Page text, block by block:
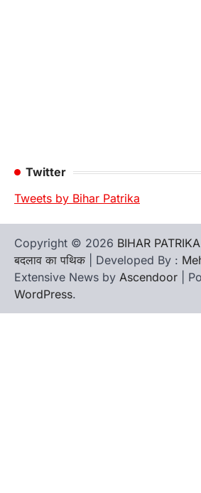
Twitter
Tweets by Bihar Patrika
Copyright © 2026 BIHAR PATRIKA
बदलाव का पथिक | Developed By :
Extensive News by Ascendoor |
WordPress.